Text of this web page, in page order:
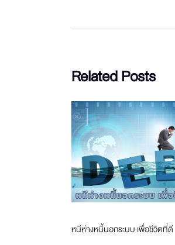
Related Posts
หนีห่างหนี้นอกระบบ เพื่อชีวิตที่ดี